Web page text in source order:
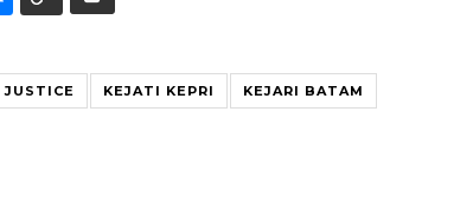
JUSTICE KEJATI KEPRI KEJARI BATAM